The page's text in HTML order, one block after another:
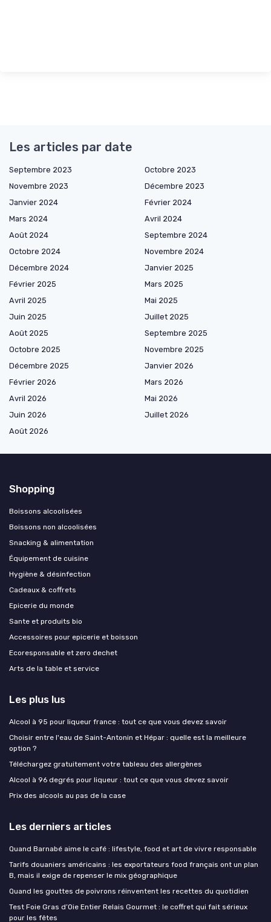
Les articles par date
Septembre 2023
Octobre 2023
Novembre 2023
Décembre 2023
Janvier 2024
Février 2024
Mars 2024
Avril 2024
Août 2024
Septembre 2024
Octobre 2024
Novembre 2024
Décembre 2024
Janvier 2025
Février 2025
Mars 2025
Avril 2025
Mai 2025
Juin 2025
Juillet 2025
Août 2025
Septembre 2025
Octobre 2025
Novembre 2025
Décembre 2025
Janvier 2026
Février 2026
Mars 2026
Avril 2026
Mai 2026
Juin 2026
Juillet 2026
Août 2026
Shopping
Boissons alcoolisées
Boissons non alcoolisées
Snacking & alimentation
Équipement de cuisine
Hygiène & désinfection
Cadeaux & coffrets
Epicerie du monde
Sante et produits bio
Accessoires pour epicerie et boisson
Ecoresponsable et zero dechet
Arts de la table et service
Les plus lus
Alcool à 95 pour liqueur france : tout ce que vous devez savoir
Choisir entre l'eau de Saint-Antonin et Hépar : quelle est la meilleure
option ?
Téléchargez gratuitement votre tableau des allergènes
Alcool à 96 degrés pour liqueur : tout ce que vous devez savoir
Prix des alcools au pas de la case
Les derniers articles
Quand Barnabé aime le café : lifestyle, food et art de vivre responsable
Tarifs douaniers américains : les exportateurs food français ont un plan
B, mais il exige de repenser le mix géographique
Quand les gouttes de poivrons réinventent les recettes du quotidien
Test Foie Gras d’Oie Entier Relais Gourmet : le coffret qui fait sérieux
pour les fêtes